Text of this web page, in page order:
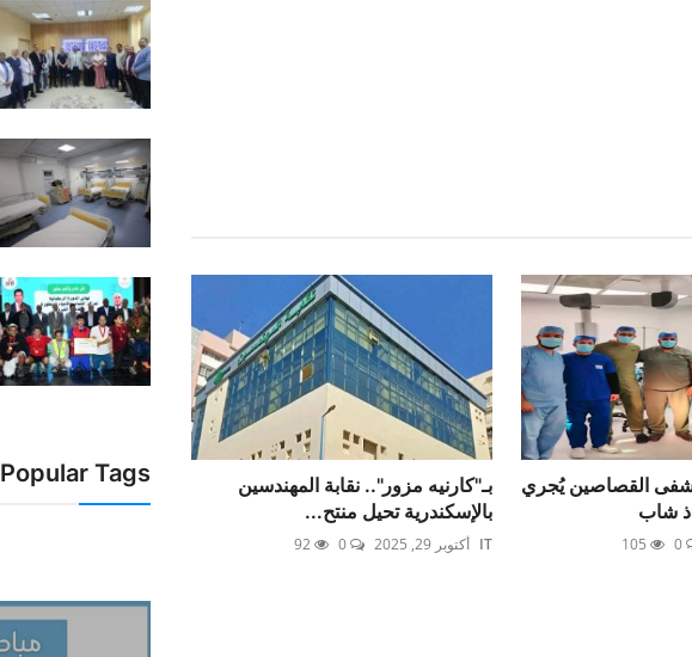
القصاصين يُجري
شاب
0
105
بـ"كارنيه مزور".. نقابة المهندسين
بالإسكندرية تحيل منتح...
IT أكتوبر 29, 2025 0
92
Popular Tags